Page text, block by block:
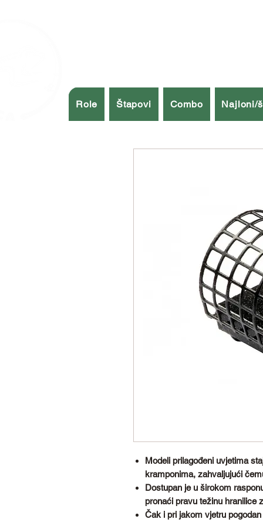
Role Štapovi Combo Najloni/
Modeli prilagođeni uvjetima
kramponima, zahvaljujući
Dostupan je u širokom
pronaći pravu težinu hranilice
Čak i pri jakom vjetru